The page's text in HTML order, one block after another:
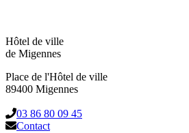
Hôtel de ville
de Migennes
Place de l'Hôtel de ville
89400 Migennes
03 86 80 09 45
Contact